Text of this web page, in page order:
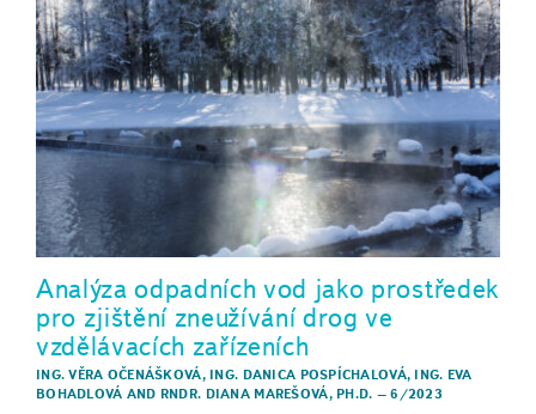
Analýza odpadních vod jako prostředek
pro zjištění zneužívání drog ve
vzdělávacích zařízeních
ING. VĚRA OČENÁŠKOVÁ, ING. DANICA POSPÍCHALOVÁ, ING. EVA
BOHADLOVÁ AND RNDR. DIANA MAREŠOVÁ, PH.D. –6/2023